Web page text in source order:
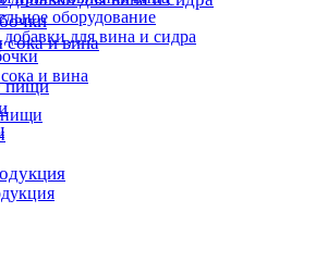
сока и вина
пищи
оборудование
для вина и сидра
и вина
пищи